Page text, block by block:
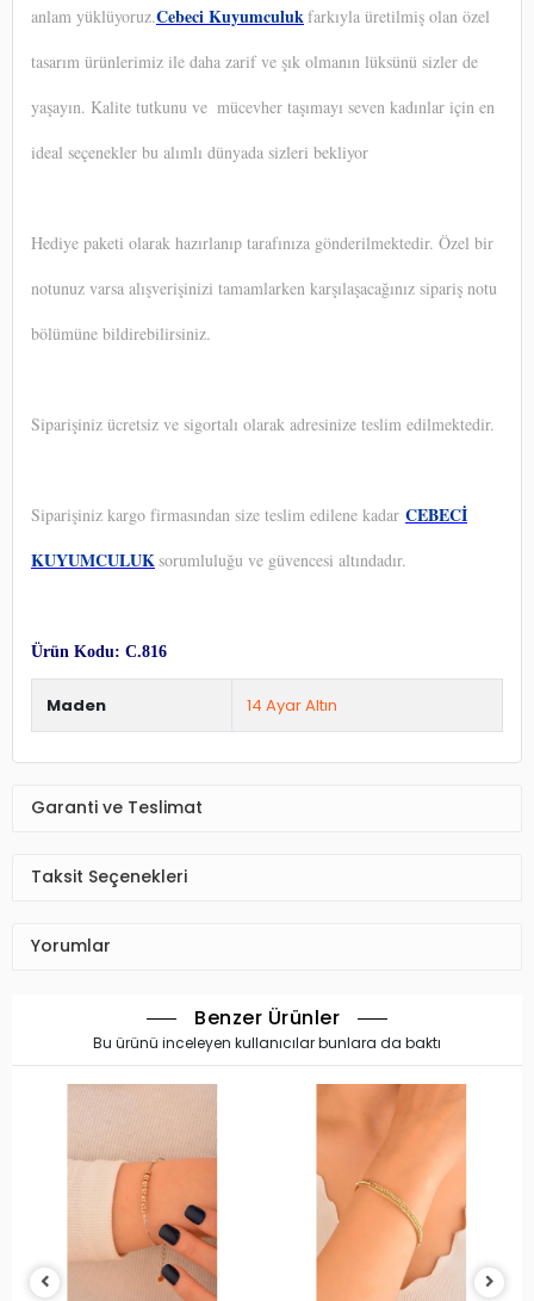
anlam yüklüyoruz.Cebeci Kuyumculukfarkıyla üretilmiş olan özel
tasarım ürünlerimiz ile daha zarif ve şık olmanın lüksünü sizler de
yaşayın. Kalite tutkunu ve mücevher taşımayı seven kadınlar için en
ideal seçenekler bu alımlı dünyada sizleri bekliyor
Hediye paketi olarak hazırlanıp tarafınıza gönderilmektedir. Özel bir
notunuz varsa alışverişinizi tamamlarken karşılaşacağınız sipariş notu
bölümüne bildirebilirsiniz.
Siparişiniz ücretsiz ve sigortalı olarak adresinize teslim edilmektedir.
Siparişiniz kargo firmasından size teslim edilene kadar CEBECİ
KUYUMCULUKsorumluluğu ve güvencesi altındadır.
Ürün Kodu: C.816
Maden 14 Ayar Altın
Garanti ve Teslimat
Taksit Seçenekleri
Yorumlar
Benzer Ürünler
Bu ürünü inceleyen kullanıcılar bunlara da baktı